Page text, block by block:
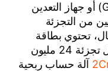
تقوم وحدة معالجة الرسومات (GPU) أو جهاز التعدين
من التجزئة
تحتوي بطاقة
رسومات إنفيديا 1070 Ti على معدل تجزئة 24 مليون
آلة حساب ربحية